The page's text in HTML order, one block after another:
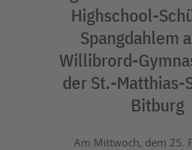
Highschool-
Spangdahlem
Willibrord-
der St.-Matthias-
Bitburg
Am Mittwoch, dem 25.